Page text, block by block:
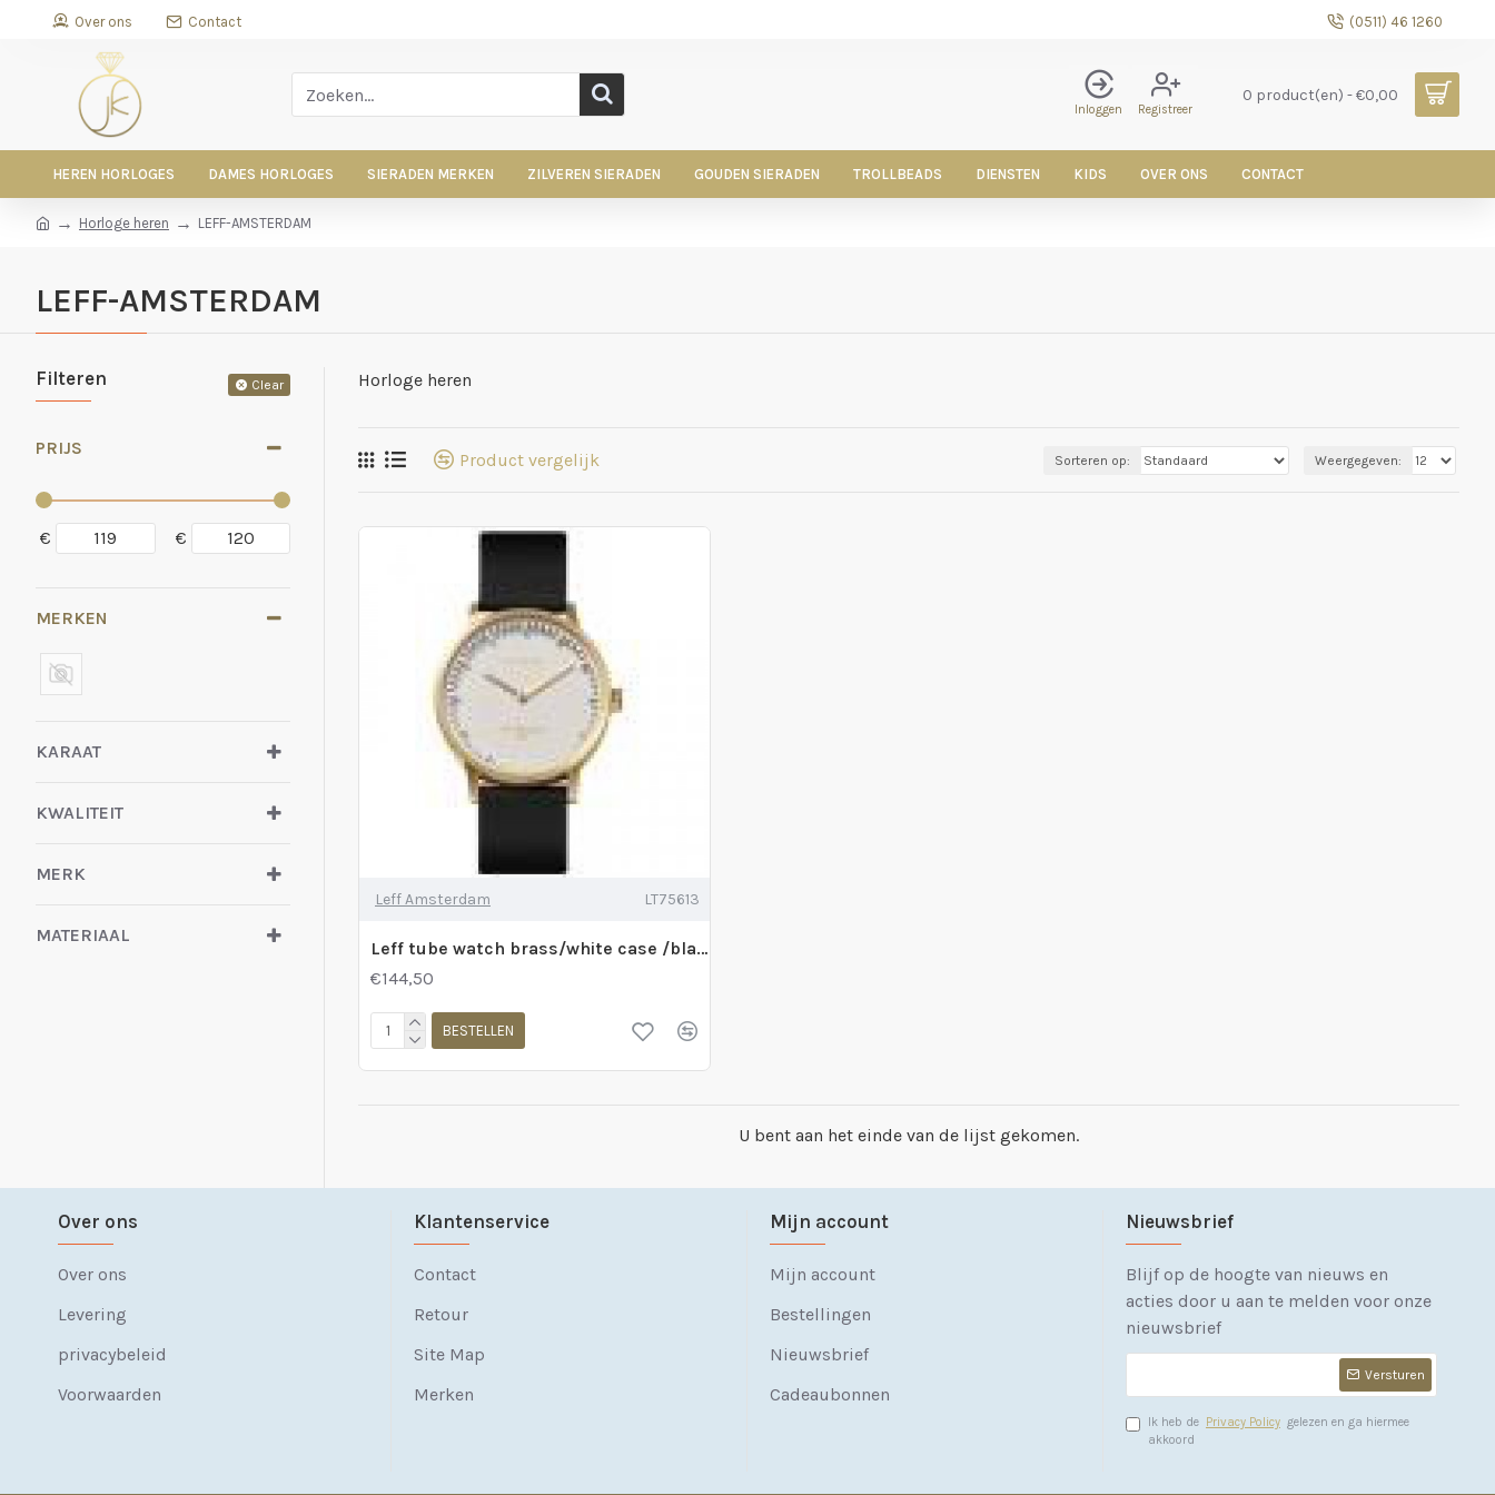
Over ons Contact (0511) 46 1260
Inloggen Registreer
0 product(en) - €0,00
HEREN HORLOGES DAMES HORLOGES SIERADEN MERKEN ZILVEREN SIERADEN GOUDEN SIERADEN TROLLBEADS DIENSTEN KIDS OVER ONS CONTACT
Horloge heren LEFF-AMSTERDAM
LEFF-AMSTERDAM
Filteren Clear
PRIJS
€ €
MERKEN
MERK
MATERIAAL
KARAAT
KWALITEIT
Horloge heren
Product vergelijk Sorteren op: Weergegeven:
Leff Amsterdam LT75613
Leff tube watch brass/white case /black leather strap - 231508
€144,50
BESTELLEN
U bent aan het einde van de lijst gekomen.
Over ons
Over ons
Levering
privacybeleid
Voorwaarden
Klantenservice
Contact
Retour
Site Map
Merken
Mijn account
Mijn account
Bestellingen
Nieuwsbrief
Cadeaubonnen
Nieuwsbrief
Blijf op de hoogte van nieuws en
acties door u aan te melden voor onze
nieuwsbrief
Versturen
Ik heb de Privacy Policy gelezen en ga hiermee
akkoord